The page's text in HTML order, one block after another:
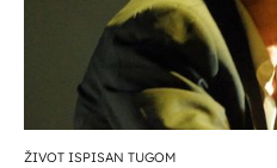
ŽIVOT ISPISAN TUGOM